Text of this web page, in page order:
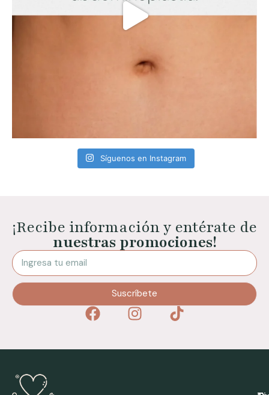
Síguenos en Instagram
¡Recibe información y entérate de
nuestras promociones!
Suscríbete